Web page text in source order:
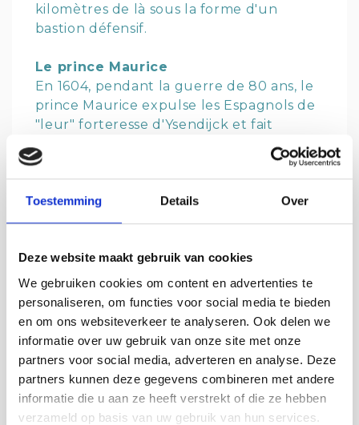
Toestemming Details Over
Deze website maakt gebruik van cookies
We gebruiken cookies om content en advertenties te
personaliseren, om functies voor social media te bieden
en om ons websiteverkeer te analyseren. Ook delen we
informatie over uw gebruik van onze site met onze
partners voor social media, adverteren en analyse. Deze
partners kunnen deze gegevens combineren met andere
informatie die u aan ze heeft verstrekt of die ze hebben
verzameld op basis van uw gebruik van hun services.
kilomètres de là sous la forme d'un
bastion défensif.
Le prince Maurice
En 1604, pendant la guerre de 80 ans, le
prince Maurice expulse les Espagnols de
"leur" forteresse d'Ysendijck et fait
immédiatement rétablir les défenses.
Aujourd'hui, vous pouvez trouver le
Prince Maurice sur l'atmosphère de la
Place du Marché. Assis derrière un
échiquier, il pense à son prochain coup
Le musée ‘Het Bolwerk’
L'un des bâtiments majestueux de la
place du marché abrite le muséeHet
Bolwerk. À l'aide de modèles, de
photographies, de dessins, de cartes et
d'objets, vous pouvez remonter le temps
jusqu'à l'époque de Maurice à Napoléon.